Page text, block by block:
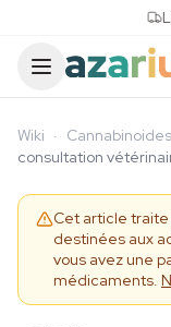
Wiki · Cannabinoides
consultation
Cet article
destinées aux
vous avez une
médicaments.